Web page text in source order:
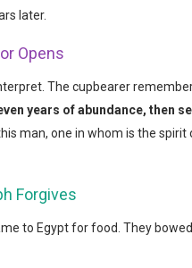
later.
Opens
The cupbearer
years of abundance, then
man, one in whom is the spirit
Forgives
to Egypt for food. They